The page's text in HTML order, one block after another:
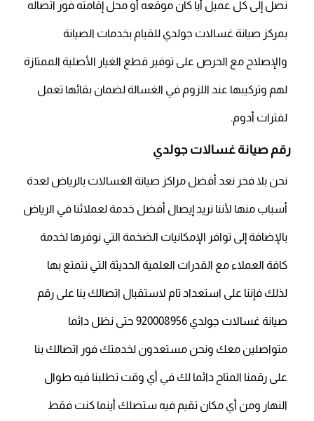
نصل إلى كل عميل أيا كان موقعه أو محل إقامته فور اتصاله
بمركز صيانة غسالات جولدي للقيام بخدمات الصيانة
والإصلاح مع الحرص على توفير قطع الغيار الأصلية الممتازة
لهم وتركيبها عند اللزوم في الغسالة لضمان بقائها تعمل
لفترات أدوم.
رقم صيانة غسالات جولدي
نحن بلا فخر نعد أفضل مراكز صيانة الغسالات بالرياض لعدة
أسباب منها لأننا نريد إيصال أفضل خدمة لعملائنا في الرياض
بالإضافة إلى توافر الإمكانيات الضخمة التي نوفرها لخدمة
كافة العملاء مع القدرات العلمية الحديثة التي نتمتع بها
لذلك فإننا على استعداد تام لاستقبال اتصالك بنا على رقم
صيانة غسالات جولدي 920008956 حتى نظل دائما
متواصلين معك ونحن مستعدون لخدمتك فور اتصالك بنا
على رقمنا المتاح دائما لك في أي وقت تطلبنا فيه طوال
النهار ومن أي مكان تقيم فيه ستصلك أينما كنت فقط